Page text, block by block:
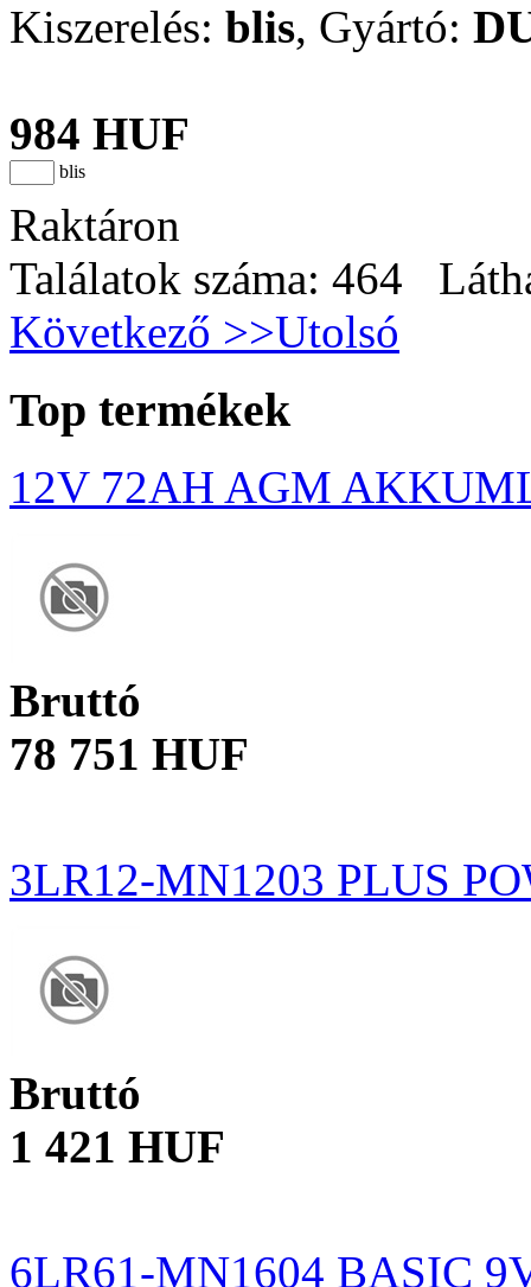
Kiszerelés: blis, Gyártó:
984 HUF
blis
Raktáron
Találatok száma: 464
Következő >>Utolsó
Top termékek
12V 72AH AGM
Bruttó
78 751 HUF
3LR12-MN1203 PLUS
Bruttó
1 421 HUF
6LR61-MN1604 BASIC